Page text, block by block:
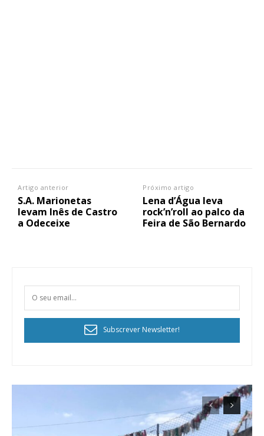
Artigo anterior
S.A. Marionetas
levam Inês de Castro
a Odeceixe
Próximo artigo
Lena d’Água leva
rock’n’roll ao palco da
Feira de São Bernardo
Subscrever Newsletter!